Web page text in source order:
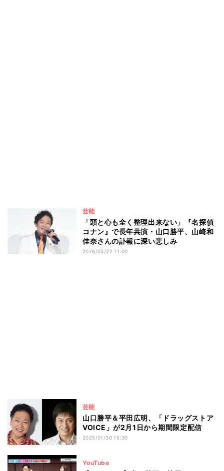
芸能
「頭と心も全く整理出来ない」『名探偵
コナン』で長年共演・山口勝平、山崎和
佳奈さんの訃報に深い悲しみ
2026/05/22 11:00
芸能
山口勝平＆平田広明、「ドラッグストア
VOICE」が2月1日から期間限定配信
2025/01/30 15:30
YouTube